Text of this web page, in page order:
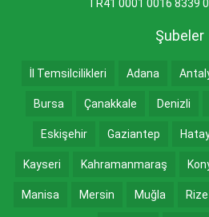
TR41 0001 0016 8339
Şubeler
İl Temsilcilikleri Adana
Bursa Çanakkale Denizli
Eskişehir Gaziantep
Kayseri Kahramanmaraş
Manisa Mersin Muğla Rize